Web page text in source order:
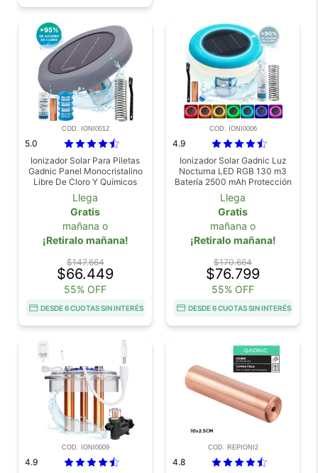
COD. IONI0012
5.0
Ionizador Solar Para Piletas
Gadnic Panel Monocristalino
Libre De Cloro Y Químicos
150000 m³
Llega
Gratis
mañana o
¡Retiralo mañana!
$147.664
$66.449
55% OFF
DESDE 6 CUOTAS SIN INTERÉS
COD. IONI0006
4.9
Ionizador Solar Gadnic Luz
Nocturna LED RGB 130 m3
Batería 2500 mAh Protección
IP68
Llega
Gratis
mañana o
¡Retiralo mañana!
$170.664
$76.799
55% OFF
DESDE 6 CUOTAS SIN INTERÉS
COD. IONI0009
4.9
COD. REPIONI2
4.8